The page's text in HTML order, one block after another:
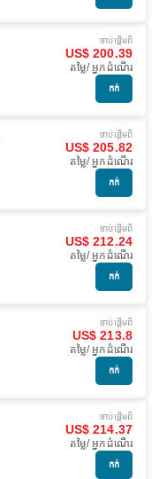
ចាប់ផ្ដើមពី
US$ 200.39
តម្លៃ/ អ្នកដំណើរ
កក់
ចាប់ផ្ដើមពី
US$ 205.82
តម្លៃ/ អ្នកដំណើរ
កក់
ចាប់ផ្ដើមពី
US$ 212.24
តម្លៃ/ អ្នកដំណើរ
កក់
ចាប់ផ្ដើមពី
US$ 213.8
តម្លៃ/ អ្នកដំណើរ
កក់
ចាប់ផ្ដើមពី
US$ 214.37
តម្លៃ/ អ្នកដំណើរ
កក់